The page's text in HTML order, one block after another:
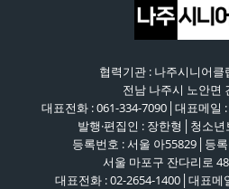
협력기관 : 나주시니어
전남 나주시 노안면
대표전화 : 061-334-7090│대표메
발행·편집인 : 장한형│청소
등록번호 : 서울 아55829│등
서울 마포구 잔다리로
대표전화 : 02-2654-1400│대표